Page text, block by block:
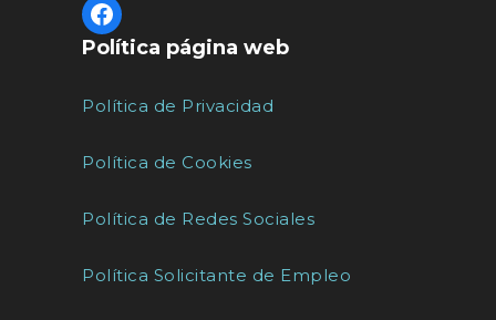
Política página web
Política de Privacidad
Política de Cookies
Política de Redes Sociales
Política Solicitante de Empleo